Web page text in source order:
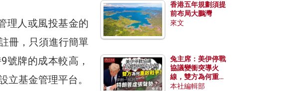
理人或風投基金的
冊，只須進行簡單
號牌的成本較高，
立基金管理平台。
香港五年規劃須提
前布局大鵬灣
來文
兔主席：美伊停戰
協議變衝突導火
線，雙方為何重啟
戰爭？伊朗一早洞
本社編輯部